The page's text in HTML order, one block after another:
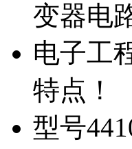
变器电
电子工
特点！
型号